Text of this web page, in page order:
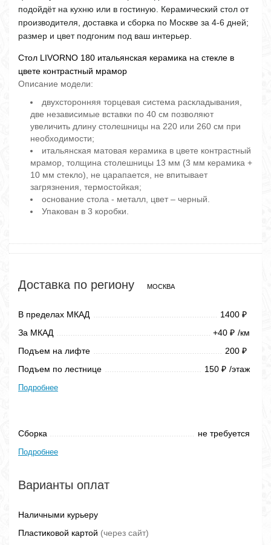
подойдёт на кухню или в гостиную. Керамический стол от
производителя, доставка и сборка по Москве за 4-6 дней;
размер и цвет подгоним под ваш интерьер.
Стол LIVORNO 180 итальянская керамика на стекле в
цвете контрастный мрамор
Описание модели:
двухсторонняя торцевая система раскладывания,
две независимые вставки по 40 см позволяют
увеличить длину столешницы на 220 или 260 см при
необходимости;
итальянская матовая керамика в цвете контрастный
мрамор, толщина столешницы 13 мм (3 мм керамика +
10 мм стекло), не царапается, не впитывает
загрязнения, термостойкая;
основание стола - металл, цвет – черный.
Упакован в 3 коробки.
Доставка по региону МОСКВА
В пределах МКАД 1400 ₽
За МКАД +40 ₽ /км
Подъем на лифте
200 ₽
Подъем по лестнице 150 ₽ /этаж
Подробнее
Сборка не требуется
Подробнее
Варианты оплат
Наличными курьеру
Пластиковой картой (через сайт)